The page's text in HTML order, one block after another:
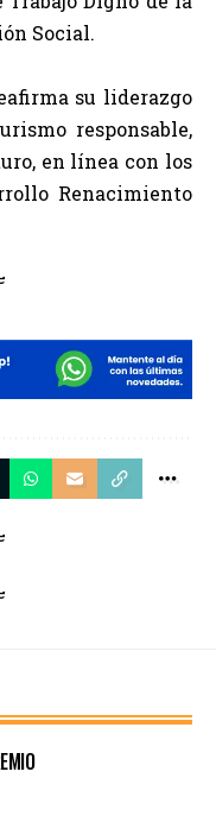
Social.
su liderazgo
responsable,
en línea con los
Renacimiento